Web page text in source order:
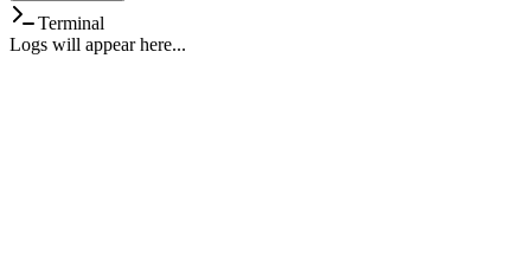
Terminal
Logs will appear here...